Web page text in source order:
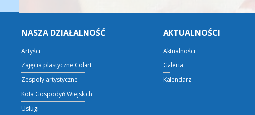
NASZA DZIAŁALNOŚĆ
Artyści
Zajęcia plastyczne Colart
Zespoły artystyczne
Koła Gospodyń Wiejskich
Usługi
AKTUALNOŚCI
Aktualności
Galeria
Kalendarz